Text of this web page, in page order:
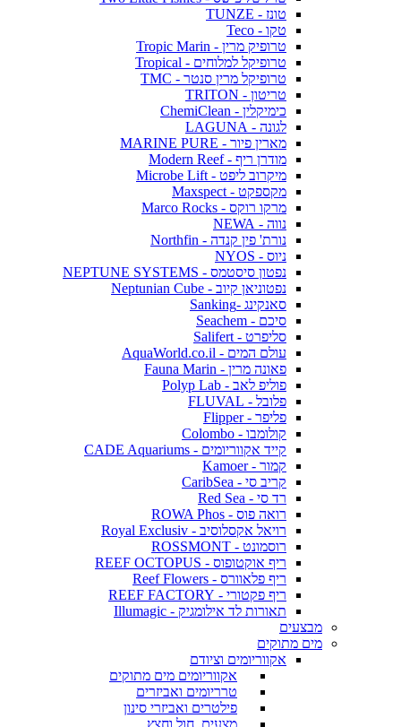
טונז - TUNZE
טקו - Teco
טרופיק מרין - Tropic Marin
טרופיקל למלוחים - Tropical
טרופיקל מרין סנטר - TMC
טריטון - TRITON
כימיקלין - ChemiClean
לגונה - LAGUNA
מארין פיור - MARINE PURE
מודרן ריף - Modern Reef
מיקרוב ליפט - Microbe Lift
מקספקט - Maxspect
מרקו רוקס - Marco Rocks
נווה - NEWA
נורת' פין קנדה - Northfin
ניוס - NYOS
נפטון סיסטמס - NEPTUNE SYSTEMS
נפטוניאן קיוב - Neptunian Cube
סאנקינג -Sanking
סיכם - Seachem
סליפרט - Salifert
עולם המים - AquaWorld.co.il
פאונה מרין - Fauna Marin
פוליפ לאב - Polyp Lab
פלובל - FLUVAL
פליפר - Flipper
קולומבו - Colombo
קייד אקווריומים - CADE Aquariums
קמור - Kamoer
קריב סי - CaribSea
רד סי - Red Sea
רואה פוס - ROWA Phos
רויאל אקסלוסיב - Royal Exclusiv
רוסמונט - ROSSMONT
ריף אוקטופוס - REEF OCTOPUS
ריף פלאוורס - Reef Flowers
ריף פקטורי - REEF FACTORY
תאורות לד אילומגיק - Illumagic
מבצעים
מים מתוקים
אקווריומים וציודם
אקווריומים מים מתוקים
טרריומים ואביזרים
פילטרים ואביזרי סינון
מצעים, חול וחצץ